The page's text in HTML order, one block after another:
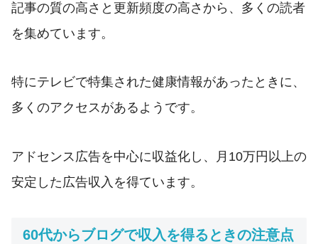
記事の質の高さと更新頻度の高さから、多くの読者
を集めています。
特にテレビで特集された健康情報があったときに、
多くのアクセスがあるようです。
アドセンス広告を中心に収益化し、月10万円以上の
安定した広告収入を得ています。
60代からブログで収入を得るときの注意点